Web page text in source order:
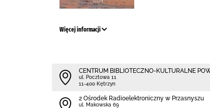
Więcej informacji
CENTRUM BIBLIOTECZNO-KULTURALNE
ul. Pocztowa 11
11-400 Kętrzyn
2 Ośrodek Radioelektroniczny w Przasnyszu
ul. Makowska 69